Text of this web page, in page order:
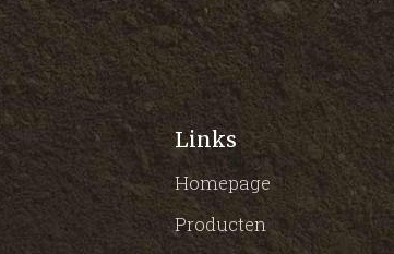
Links
Homepage
Producten